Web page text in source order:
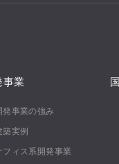
事業
発事業の強み
築実例
フィス系開発事業